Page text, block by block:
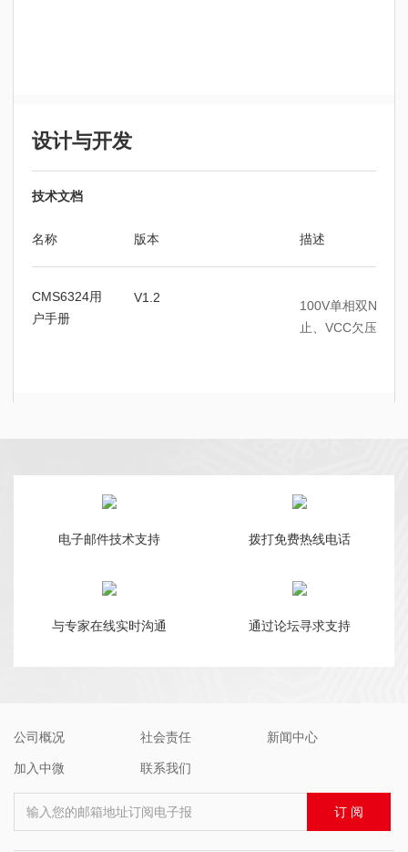
设计与开发
技术文档
名称 版本 描述
CMS6324用
户手册
V1.2
100V单相双N栅极
止、VCC欠压保护
电子邮件技术支持 拨打免费热线电话
与专家在线实时沟通 通过论坛寻求支持
公司概况 社会责任 新闻中心
加入中微 联系我们
输入您的邮箱地址订阅电子报 订 阅